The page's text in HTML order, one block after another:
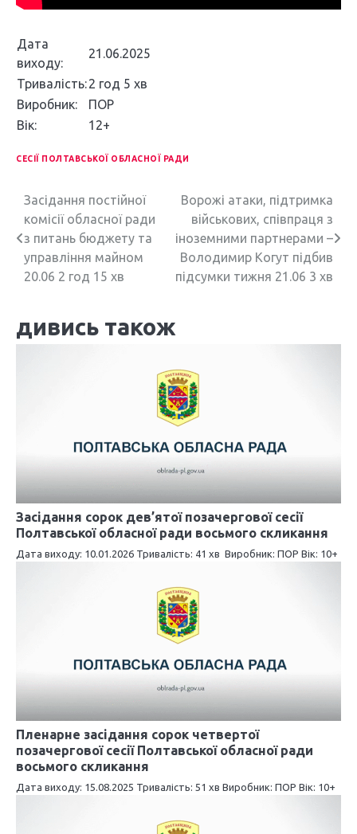
Дата
виходу:
21.06.2025
Тривалість:2 год 5 хв
Виробник:
ПОР
Вік:
12+
СЕСІЇ ПОЛТАВСЬКОЇ ОБЛАСНОЇ РАДИ
Н
а
в
г
а
з
а
п
и
Засідання постійної
комісії обласної ради
з питань бюджету та
управління майном
20.06 2 год 15 хв
Ворожі атаки, підтримка
військових, співпраця з
іноземними партнерами –
Володимир Когут підбив
підсумки тижня 21.06 3 хв
дивись також
Засідання сорок дев’ятої позачергової сесії
Полтавської обласної ради восьмого скликання
Дата виходу: 10.01.2026 Тривалість: 41 хв Виробник: ПОР Вік: 10+
Пленарне засідання сорок четвертої
позачергової сесії Полтавської обласної ради
восьмого скликання
Дата виходу: 15.08.2025 Тривалість: 51 хв Виробник: ПОР Вік: 10+